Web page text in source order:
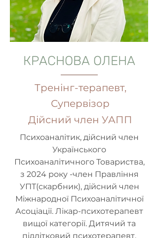
КРАСНОВА ОЛЕНА
Тренінг-терапевт,
Супервізор
Дійсний член УАПП
Психоаналітик, дійсний член
Українського
Психоаналітичного Товариства,
з 2024 року -член Правління
УПТ(скарбник), дійсний член
Міжнародної Психоаналітичної
Асоціації. Лікар-психотерапевт
вищої категорії. Дитячий та
підлітковий психотерапевт,